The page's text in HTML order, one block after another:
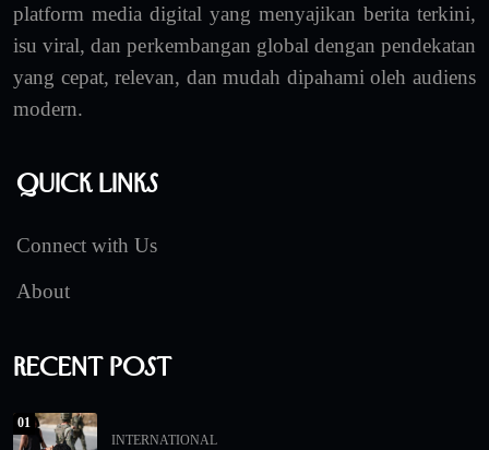
platform media digital yang menyajikan berita terkini,
isu viral, dan perkembangan global dengan pendekatan
yang cepat, relevan, dan mudah dipahami oleh audiens
modern.
Quick Links
Connect with Us
About
Recent Post
01
INTERNATIONAL